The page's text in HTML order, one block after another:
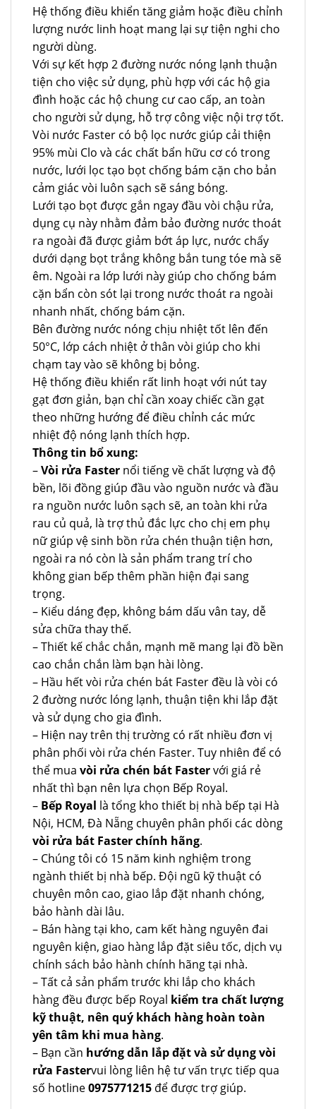
Hệ thống điều khiển tăng giảm hoặc điều chỉnh
lượng nước linh hoạt mang lại sự tiện nghi cho
người dùng.
Với sự kết hợp 2 đường nước nóng lạnh thuận
tiện cho việc sử dụng, phù hợp với các hộ gia
đình hoặc các hộ chung cư cao cấp, an toàn
cho người sử dụng, hỗ trợ công việc nội trợ tốt.
Vòi nước Faster có bộ lọc nước giúp cải thiện
95% mùi Clo và các chất bẩn hữu cơ có trong
nước, lưới lọc tạo bọt chống bám cặn cho bản
cảm giác vòi luôn sạch sẽ sáng bóng.
Lưới tạo bọt được gắn ngay đầu vòi chậu rửa,
dụng cụ này nhằm đảm bảo đường nước thoát
ra ngoài đã được giảm bớt áp lực, nước chẩy
dưới dạng bọt trắng không bắn tung tóe mà sẽ
êm. Ngoài ra lớp lưới này giúp cho chống bám
cặn bẩn còn sót lại trong nước thoát ra ngoài
nhanh nhất, chống bám cặn.
Bên đường nước nóng chịu nhiệt tốt lên đến
50°C, lớp cách nhiệt ở thân vòi giúp cho khi
chạm tay vào sẽ không bị bỏng.
Hệ thống điều khiển rất linh hoạt với nút tay
gạt đơn giản, bạn chỉ cần xoay chiếc cần gạt
theo những hướng để điều chỉnh các mức
nhiệt độ nóng lạnh thích hợp.
Thông tin bổ xung:
–Vòi rửa Faster nổi tiếng về chất lượng và độ
bền, lõi đồng giúp đầu vào nguồn nước và đầu
ra nguồn nước luôn sạch sẽ, an toàn khi rửa
rau củ quả, là trợ thủ đắc lực cho chị em phụ
nữ giúp vệ sinh bồn rửa chén thuận tiện hơn,
ngoài ra nó còn là sản phẩm trang trí cho
không gian bếp thêm phần hiện đại sang
trọng.
– Kiểu dáng đẹp, không bám dấu vân tay, dễ
sửa chữa thay thế.
– Thiết kế chắc chắn, mạnh mẽ mang lại đồ bền
cao chắn chắn làm bạn hài lòng.
– Hầu hết vòi rửa chén bát Faster đều là vòi có
2 đường nước lóng lạnh, thuận tiện khi lắp đặt
và sử dụng cho gia đình.
– Hiện nay trên thị trường có rất nhiều đơn vị
phân phối vòi rửa chén Faster. Tuy nhiên để có
thể mua vòi rửa chén bát Fastervới giá rẻ
nhất thì bạn nên lựa chọn Bếp Royal.
– Bếp Royal là tổng kho thiết bị nhà bếp tại Hà
Nội, HCM, Đà Nẵng chuyên phân phối các dòng
vòi rửa bát Faster chính hãng.
– Chúng tôi có 15 năm kinh nghiệm trong
ngành thiết bị nhà bếp. Đội ngũ kỹ thuật có
chuyên môn cao, giao lắp đặt nhanh chóng,
bảo hành dài lâu.
– Bán hàng tại kho, cam kết hàng nguyên đai
nguyên kiện, giao hàng lắp đặt siêu tốc, dịch vụ
chính sách bảo hành chính hãng tại nhà.
– Tất cả sản phẩm trước khi lắp cho khách
hàng đều được bếp Royal kiểm tra chất lượng
kỹ thuật, nên quý khách hàng hoàn toàn
yên tâm khi mua hàng.
– Bạn cần hướng dẫn lắp đặt và sử dụng vòi
rửa Fastervui lòng liên hệ tư vấn trực tiếp qua
số hotline0975771215 để được trợ giúp.